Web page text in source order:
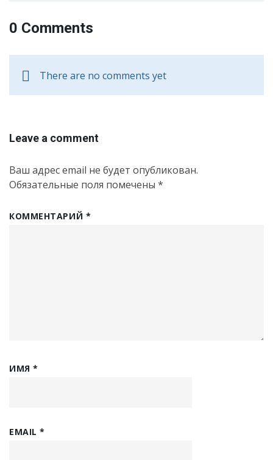
0 Comments
There are no comments yet
Leave a comment
Ваш адрес email не будет опубликован.
Обязательные поля помечены *
КОММЕНТАРИЙ *
ИМЯ*
EMAIL*